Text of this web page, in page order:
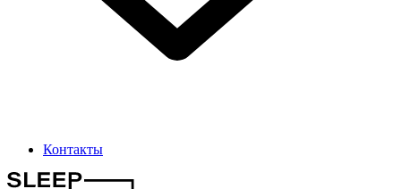
Контакты